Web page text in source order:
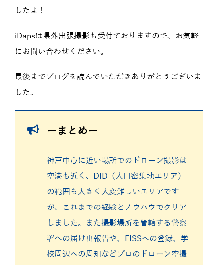
したよ！
iDapsは県外出張撮影も受付ておりますので、お気軽
にお問い合わせください。
最後までブログを読んでいただきありがとうございま
した。
ーまとめー
神戸中心に近い場所でのドローン撮影は
空港も近く、DID（人口密集地エリア）
の範囲も大きく大変難しいエリアです
が、これまでの経験とノウハウでクリア
しました。また撮影場所を管轄する警察
署への届け出報告や、FISSへの登録、学
校周辺への周知などプロのドローン空撮